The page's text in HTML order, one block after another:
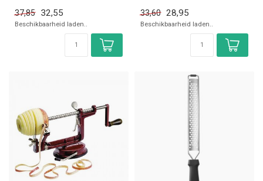
Overzichteli...
37,85 32,55
Beschikbaarheid laden..
33,60 28,95
Beschikbaarheid laden..